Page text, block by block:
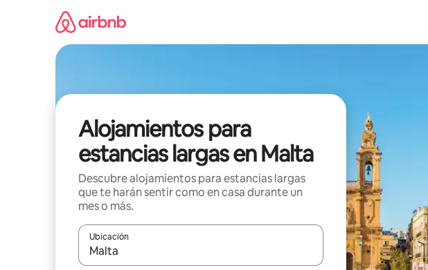
Alojamientos para
estancias largas en Malta
Descubre alojamientos para estancias largas
que te harán sentir como en casa durante un
mes o más.
Ubicación
Cuando los resultados estén disponibles, podrás navegar usando las